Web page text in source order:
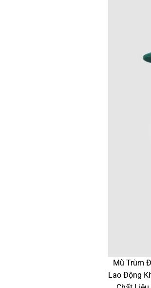
Mũ Trùm
Lao Động